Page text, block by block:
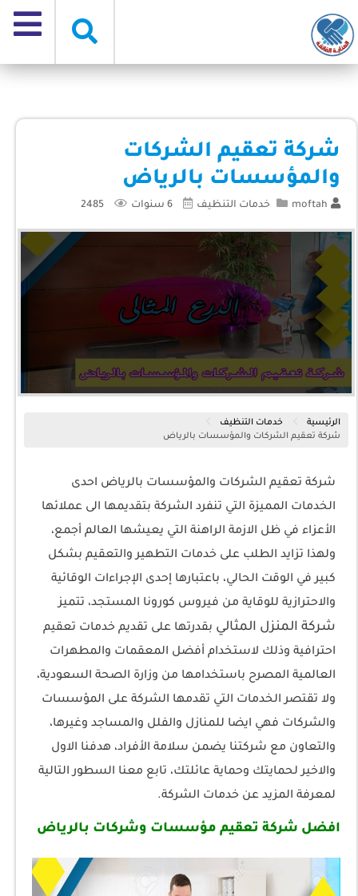
شركة تعقيم الشركات
والمؤسسات بالرياض
moftah خدمات التنظيف 6 سنوات 2485
الرئيسية
خدمات التنظيف
شركة تعقيم الشركات والمؤسسات بالرياض
شركة تعقيم الشركات والمؤسسات بالرياض احدى
الخدمات المميزة التي تنفرد الشركة بتقديمها الى عملائها
الأعزاء في ظل الازمة الراهنة التي يعيشها العالم أجمع،
ولهذا تزايد الطلب على خدمات التطهير والتعقيم بشكل
كبير في الوقت الحالي، باعتبارها إحدى الإجراءات الوقائية
والاحترازية للوقاية من فيروس كورونا المستجد، تتميز
شركة المنزل المثالي بقدرتها على تقديم خدمات تعقيم
احترافية وذلك لاستخدام أفضل المعقمات والمطهرات
العالمية المصرح باستخدامها من وزارة الصحة السعودية،
ولا تقتصر الخدمات التي تقدمها الشركة على المؤسسات
والشركات فهي ايضا للمنازل والفلل والمساجد وغيرها،
والتعاون مع شركتنا يضمن سلامة الأفراد، هدفنا الاول
والاخير لحمايتك وحماية عائلتك، تابع معنا السطور التالية
لمعرفة المزيد عن خدمات الشركة.
افضل شركة تعقيم مؤسسات وشركات بالرياض